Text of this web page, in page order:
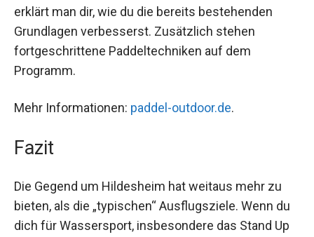
erklärt man dir, wie du die bereits bestehenden
Grundlagen verbesserst. Zusätzlich stehen
fortgeschrittene Paddeltechniken auf dem
Programm.
Mehr Informationen: paddel-outdoor.de.
Fazit
Die Gegend um Hildesheim hat weitaus mehr zu
bieten, als die „typischen“ Ausflugsziele. Wenn du
dich für Wassersport, insbesondere das Stand Up